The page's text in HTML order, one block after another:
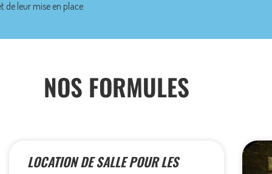
de leur mise en place
NOS FORMULES
LOCATION DE SALLE POUR LES